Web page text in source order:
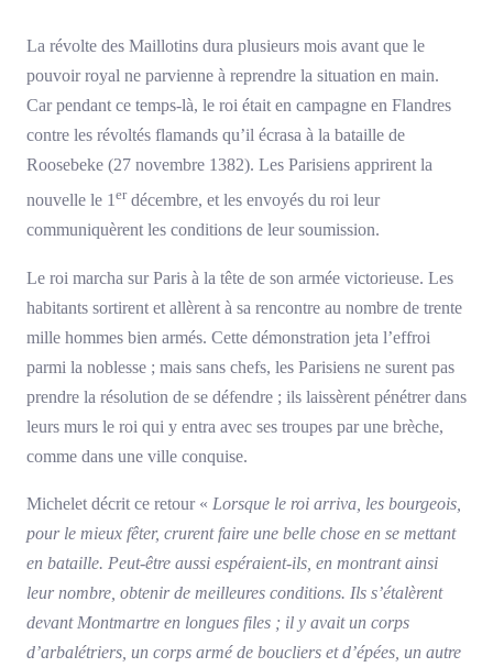
La révolte des Maillotins dura plusieurs mois avant que le
pouvoir royal ne parvienne à reprendre la situation en main.
Car pendant ce temps-là, le roi était en campagne en Flandres
contre les révoltés flamands qu’il écrasa à la bataille de
Roosebeke (27 novembre 1382). Les Parisiens apprirent la
nouvelle le 1er décembre, et les envoyés du roi leur
communiquèrent les conditions de leur soumission.
Le roi marcha sur Paris à la tête de son armée victorieuse. Les
habitants sortirent et allèrent à sa rencontre au nombre de trente
mille hommes bien armés. Cette démonstration jeta l’effroi
parmi la noblesse ; mais sans chefs, les Parisiens ne surent pas
prendre la résolution de se défendre ; ils laissèrent pénétrer dans
leurs murs le roi qui y entra avec ses troupes par une brèche,
comme dans une ville conquise.
Michelet décrit ce retour « Lorsque le roi arriva, les bourgeois,
pour le mieux fêter, crurent faire une belle chose en se mettant
en bataille. Peut-être aussi espéraient-ils, en montrant ainsi
leur nombre, obtenir de meilleures conditions. Ils s’étalèrent
devant Montmartre en longues files ; il y avait un corps
d’arbalétriers, un corps armé de boucliers et d’épées, un autre